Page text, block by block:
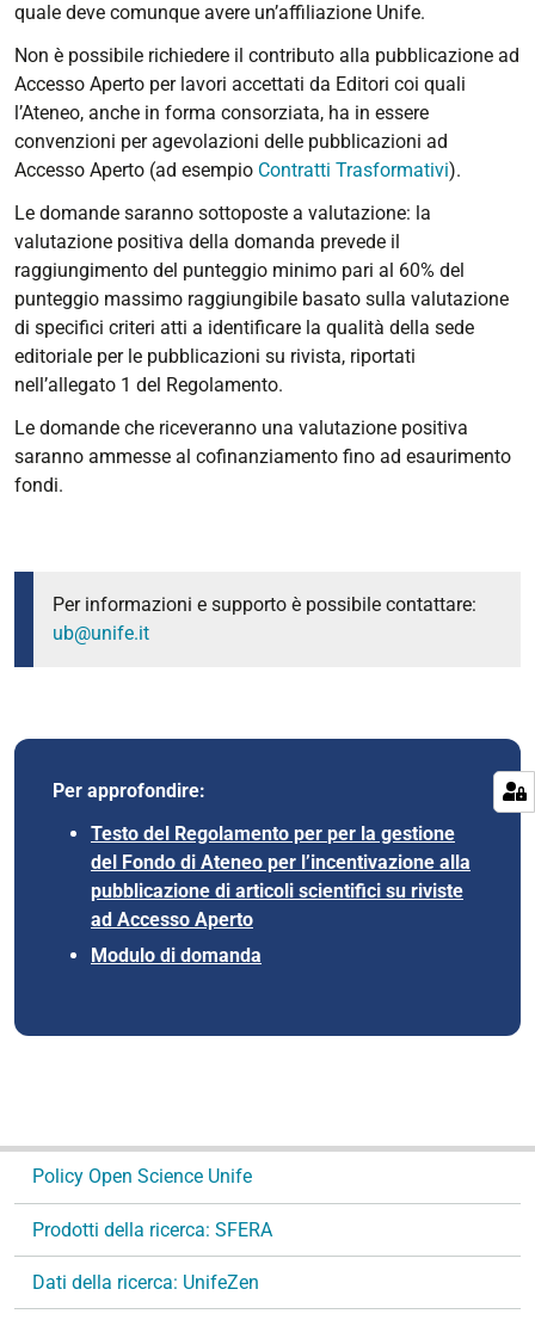
quale deve comunque avere un’affiliazione Unife.
Non è possibile richiedere il contributo alla pubblicazione ad
Accesso Aperto per lavori accettati da Editori coi quali
l’Ateneo, anche in forma consorziata, ha in essere
convenzioni per agevolazioni delle pubblicazioni ad
Accesso Aperto (ad esempio Contratti Trasformativi).
Le domande saranno sottoposte a valutazione: la
valutazione positiva della domanda prevede il
raggiungimento del punteggio minimo pari al 60% del
punteggio massimo raggiungibile basato sulla valutazione
di specifici criteri atti a identificare la qualità della sede
editoriale per le pubblicazioni su rivista, riportati
nell’allegato 1 del Regolamento.
Le domande che riceveranno una valutazione positiva
saranno ammesse al cofinanziamento fino ad esaurimento
fondi.
Per informazioni e supporto è possibile contattare:
ub@unife.it
Per approfondire:
Testo del Regolamento per per la gestione
del Fondo di Ateneo per l’incentivazione alla
pubblicazione di articoli scientifici su riviste
ad Accesso Aperto
Modulo di domanda
a
Policy Open Science Unife
Prodotti della ricerca: SFERA
Dati della ricerca: UnifeZen